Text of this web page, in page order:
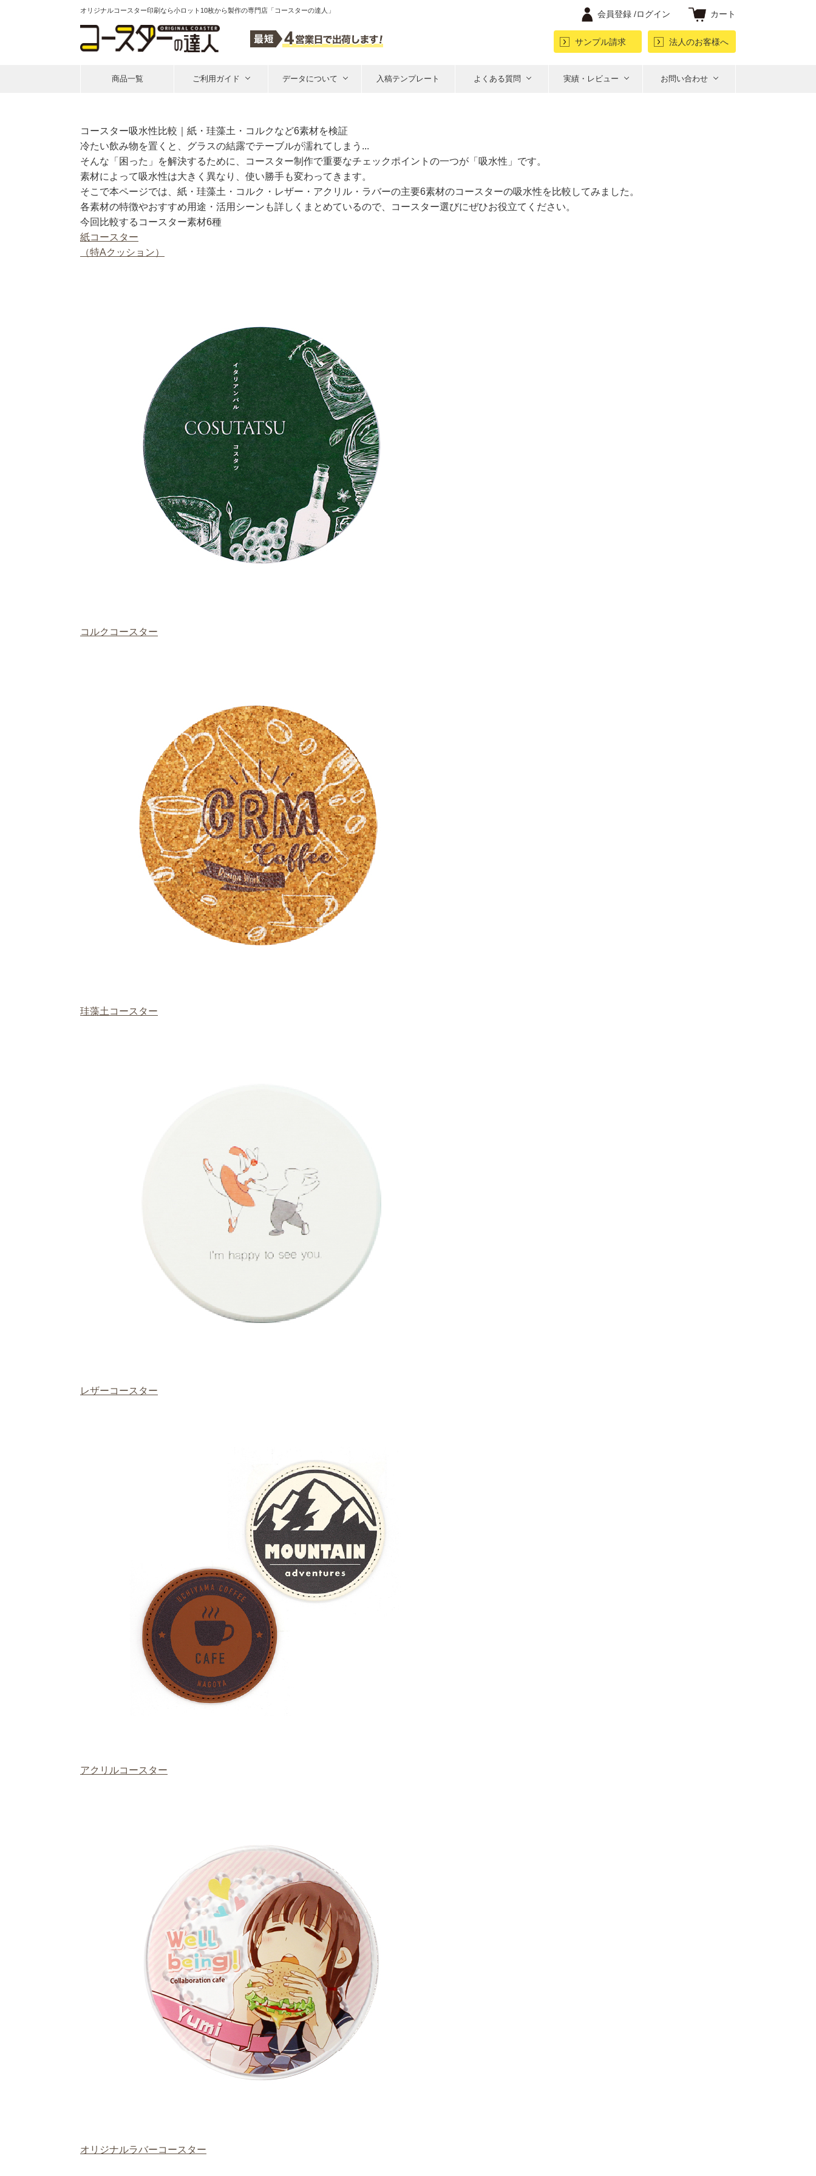
オリジナルコースター印刷なら小ロット10枚から製作の専門店「コースターの達人」 会員登録 /ログイン カート
サンプル請求 法人のお客様へ
商品一覧 ご利用ガイド データについて 入稿テンプレート よくある質問 実績・レビュー お問い合わせ
コースター吸水性比較｜紙・珪藻土・コルクなど6素材を検証
冷たい飲み物を置くと、グラスの結露でテーブルが濡れてしまう...
そんな「困った」を解決するために、コースター制作で重要なチェックポイントの一つが「吸水性」です。
素材によって吸水性は大きく異なり、使い勝手も変わってきます。
そこで本ページでは、紙・珪藻土・コルク・レザー・アクリル・ラバーの主要6素材のコースターの吸水性を比較してみました。
各素材の特徴やおすすめ用途・活用シーンも詳しくまとめているので、コースター選びにぜひお役立てください。
今回比較するコースター素材6種
紙コースター
（特Aクッション）
コルクコースター
珪藻土コースター
レザーコースター
アクリルコースター
オリジナルラバーコースター